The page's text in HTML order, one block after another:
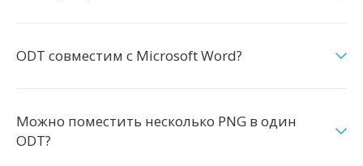
ODT совместим с Microsoft Word?
Можно поместить несколько PNG в один
ODT?